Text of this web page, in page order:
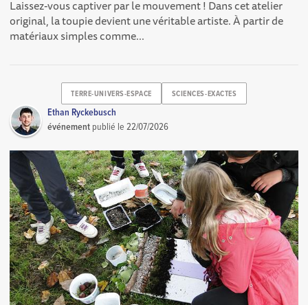
Laissez-vous captiver par le mouvement ! Dans cet atelier
original, la toupie devient une véritable artiste. À partir de
matériaux simples comme...
TERRE-UNIVERS-ESPACE SCIENCES-EXACTES
Ethan Ryckebusch
événement publié le22/07/2026